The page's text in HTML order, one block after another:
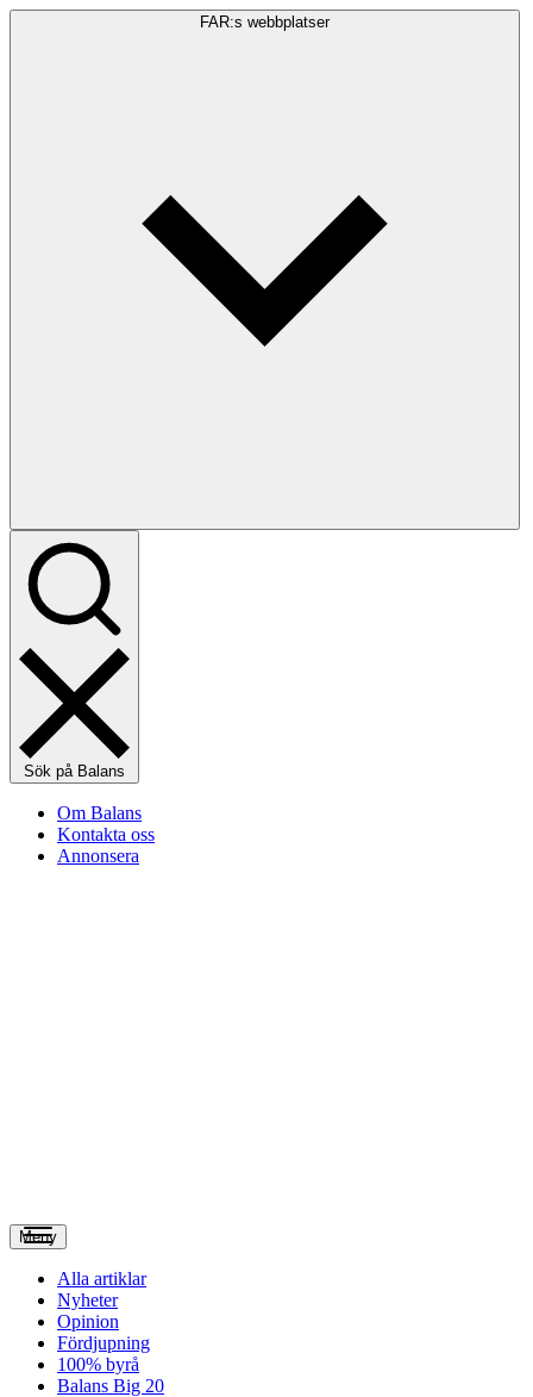
FAR:s webbplatser
Sök på Balans
Om Balans
Kontakta oss
Annonsera
Meny
Alla artiklar
Nyheter
Opinion
Fördjupning
100% byrå
Balans Big 20